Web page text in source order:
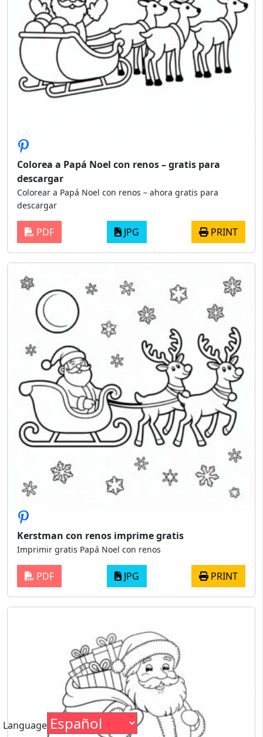
Colorea a Papá Noel con renos – gratis para
descargar
Colorear a Papá Noel con renos – ahora gratis para
descargar
PDF JPG PRINT
Kerstman con renos imprime gratis
Imprimir gratis Papá Noel con renos
PDF JPG PRINT
Language